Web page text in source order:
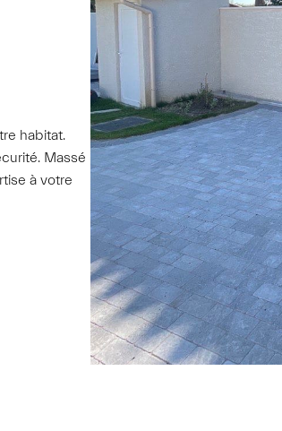
habitat.
Massé
à votre